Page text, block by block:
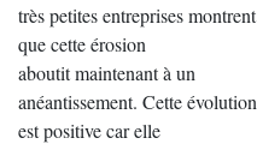
très petites entreprises montrent
que cette érosion
aboutit maintenant à un
anéantissement. Cette évolution
est positive car elle